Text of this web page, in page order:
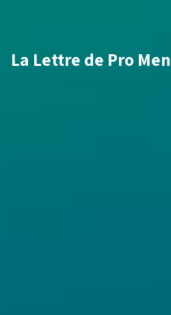
La Lettre de Pro